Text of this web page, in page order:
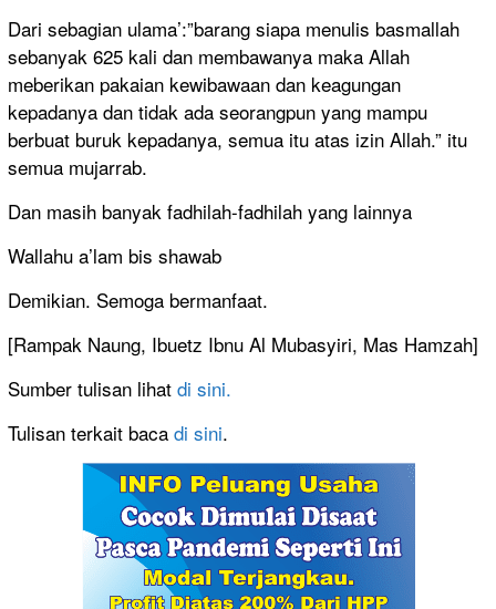
Dari sebagian ulama’:”barang siapa menulis basmallah
sebanyak 625 kali dan membawanya maka Allah
meberikan pakaian kewibawaan dan keagungan
kepadanya dan tidak ada seorangpun yang mampu
berbuat buruk kepadanya, semua itu atas izin Allah.” itu
semua mujarrab.
Dan masih banyak fadhilah-fadhilah yang lainnya
Wallahu a’lam bis shawab
Demikian. Semoga bermanfaat.
[Rampak Naung, Ibuetz Ibnu Al Mubasyiri, Mas Hamzah]
Sumber tulisan lihat di sini.
Tulisan terkait baca di sini.